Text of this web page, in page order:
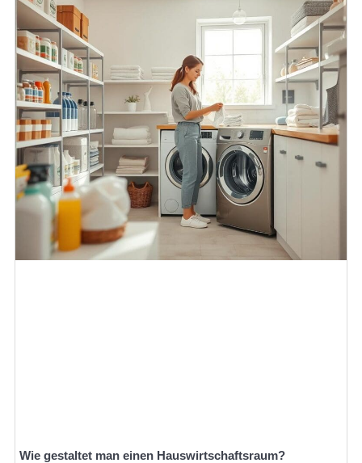
Wie gestaltet man einen Hauswirtschaftsraum?